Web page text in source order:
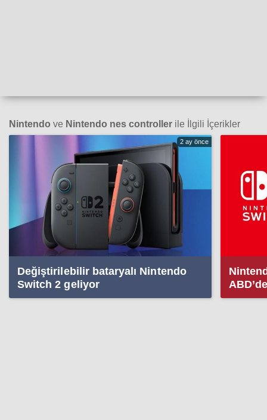
Nintendo ve Nintendo nes controller ile İlgili İçerikler
2 ay önce
Değiştirilebilir bataryalı Nintendo
Switch 2 geliyor